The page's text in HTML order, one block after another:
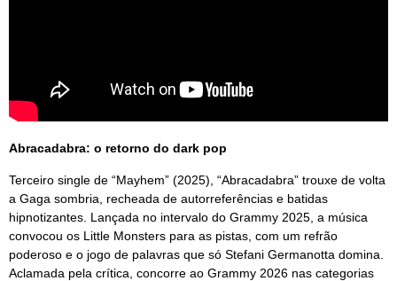
Abracadabra: o retorno do dark pop
Terceiro single de “Mayhem” (2025), “Abracadabra” trouxe de volta
a Gaga sombria, recheada de autorreferências e batidas
hipnotizantes. Lançada no intervalo do Grammy 2025, a música
convocou os Little Monsters para as pistas, com um refrão
poderoso e o jogo de palavras que só Stefani Germanotta domina.
Aclamada pela crítica, concorre ao Grammy 2026 nas categorias